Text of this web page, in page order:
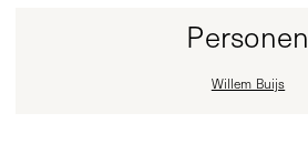
Personen
Willem Buijs